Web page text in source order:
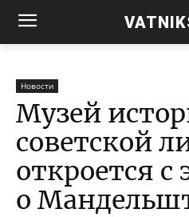
Новости
Музей
советской
откроется с
о